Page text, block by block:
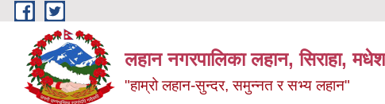
Skip to main content
लहान नगरपालिका लहान, सिराहा,
"हाम्रो लहान-सुन्दर, समुन्नत र सभ्य लहान"